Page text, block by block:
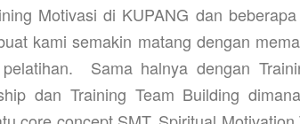
Motivasi di KUPANG dan
kami semakin matang dengan
Sama halnya dengan
dan Training Team Building